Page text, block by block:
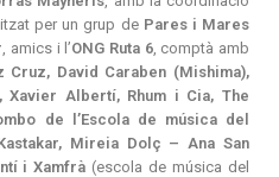
per un grup de Pares i Mares
, amics i l’ONG Ruta 6, comptà amb
Cruz, David Caraben (Mishima),
Xavier Albertí, Rhum i Cia, The
de l’Escola de música del
Mireia Dolç – Ana San
i Xamfrà (escola de música del